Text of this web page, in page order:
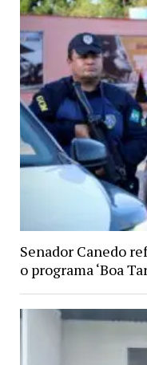
Senador Canedo
o programa ‘Boa